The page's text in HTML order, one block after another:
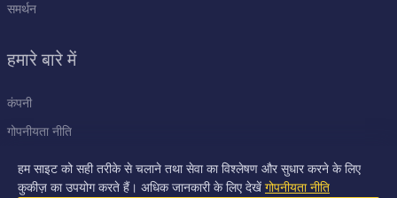
समर्थन
हमारे बारे में
कंपनी
गोपनीयता नीति
प्रेस केंद्र
हम साइट को सही तरीके से चलाने तथा सेवा का विश्लेषण और सुधार करने के लिए
कुकीज़ का उपयोग करते हैं। अधिक जानकारी के लिए देखें गोपनीयता नीति